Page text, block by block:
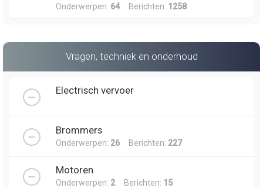
Onderwerpen: 64Berichten: 1258
Vragen, techniek en onderhoud
Electrisch vervoer
Brommers
Onderwerpen: 26 Berichten: 227
Motoren
Onderwerpen: 2Berichten: 15